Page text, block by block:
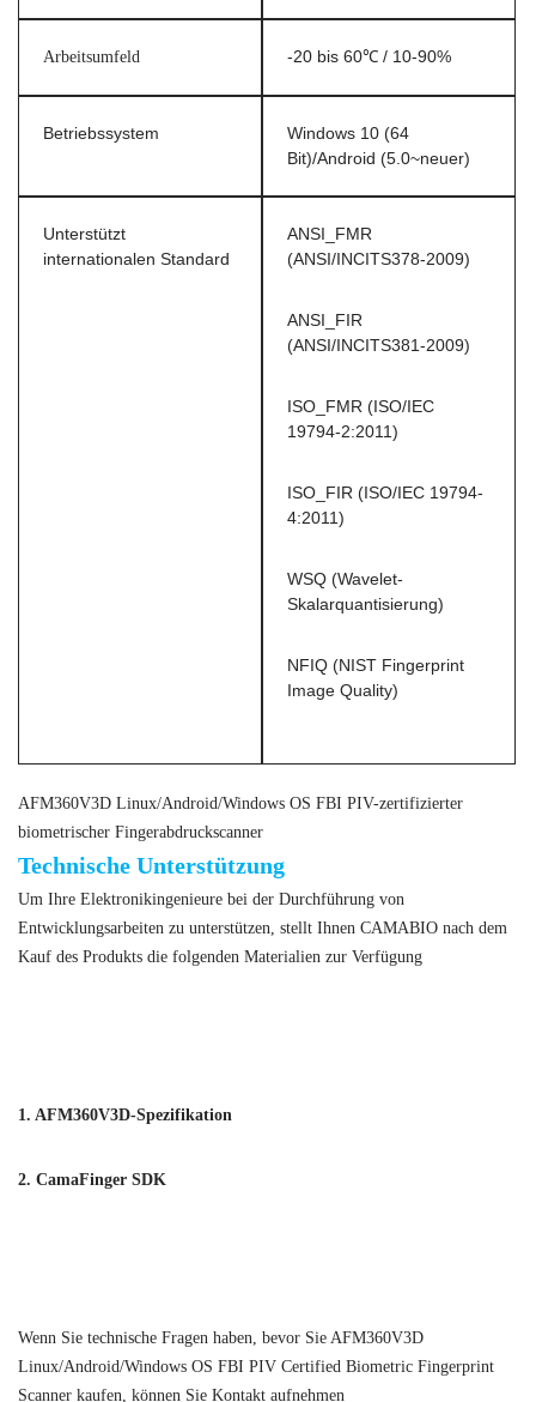
Arbeitsumfeld -20 bis 60℃ / 10-90%
Betriebssystem
Windows 10 (64
Bit)/Android (5.0~neuer)
Unterstützt
internationalen Standard
ANSI_FMR
(ANSI/INCITS378-2009)
ANSI_FIR
(ANSI/INCITS381-2009)
ISO_FMR (ISO/IEC
19794-2:2011)
ISO_FIR (ISO/IEC 19794-
4:2011)
WSQ (Wavelet-
Skalarquantisierung)
NFIQ (NIST Fingerprint
Image Quality)
AFM360V3D Linux/Android/Windows OS FBI PIV-zertifizierter
biometrischer Fingerabdruckscanner
Technische Unterstützung
Um Ihre Elektronikingenieure bei der Durchführung von
Entwicklungsarbeiten zu unterstützen, stellt Ihnen CAMABIO nach dem
Kauf des Produkts die folgenden Materialien zur Verfügung
1. AFM360V3D-Spezifikation
2. CamaFinger SDK
Wenn Sie technische Fragen haben, bevor Sie AFM360V3D
Linux/Android/Windows OS FBI PIV Certified Biometric Fingerprint
Scanner kaufen, können Sie Kontakt aufnehmen